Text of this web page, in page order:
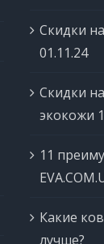
Скидки
01.11.24
Скидки
экокожи
11
Какие
лучше?